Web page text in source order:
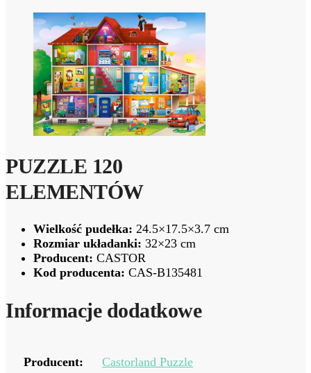
PUZZLE 120
ELEMENTÓW
Wielkość pudełka: 24.5×17.5×3.7 cm
Rozmiar układanki: 32×23 cm
Producent: CASTOR
Kod producenta: CAS-B135481
Informacje dodatkowe
Producent: Castorland Puzzle